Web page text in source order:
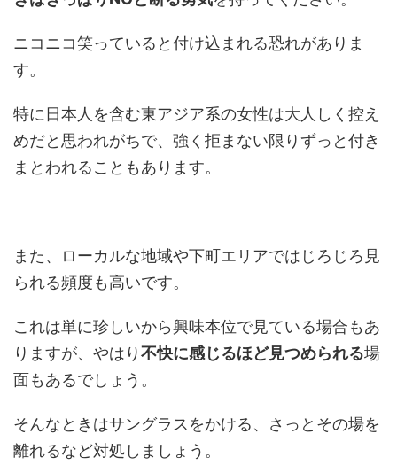
ニコニコ笑っていると付け込まれる恐れがありま
す。
特に日本人を含む東アジア系の女性は大人しく控え
めだと思われがちで、強く拒まない限りずっと付き
まとわれることもあります。
また、ローカルな地域や下町エリアではじろじろ見
られる頻度も高いです。
これは単に珍しいから興味本位で見ている場合もあ
りますが、やはり不快に感じるほど見つめられる場
面もあるでしょう。
そんなときはサングラスをかける、さっとその場を
離れるなど対処しましょう。